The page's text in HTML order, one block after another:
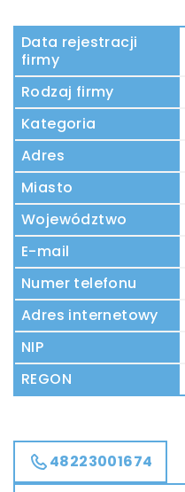
Data rejestracji
firmy
Rodzaj firmy
Kategoria
Adres
Miasto
Województwo
E-mail
Numer telefonu
Adres internetowy
NIP
REGON
48223001674